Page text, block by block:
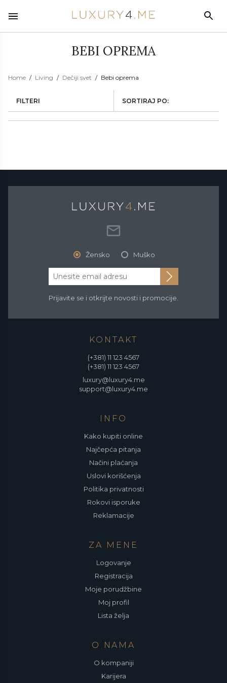
BEBI OPREMA
Home Living Dečiji svet Bebi oprema
FILTERI SORTIRAJ PO:
KONTAKT
(+381) 11 123 4567
(+381) 11 123 4567
luxury@luxury4.me
support@luxury4.me
INFO
Kako kupiti online
Najčepća pitanja
Načini plaćanja
Uslovi korišćenja
Politika privatnosti
Rokovi isporuke
Reklamacije
Žensko Muško
Prijavite se i otkrijte novosti i promocije.
ZA MENE
Logovanje
Registracija
Moje porudžbine
Moj profil
Lista želja
O NAMA
O kompaniji
Karijera